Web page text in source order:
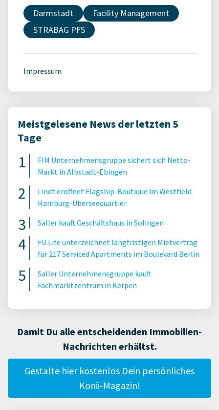
Darmstadt
Facility Management
STRABAG PFS
Impressum
Meistgelesene News der letzten 5
Tage
FIM Unternehmensgruppe sichert sich Netto-
Markt in Albstadt-Ebingen
Lindt eröffnet Flagship-Boutique im Westfield
Hamburg-Überseequartier
Saller kauft Geschäftshaus in Solingen
FU.Life unterzeichnet langfristigen Mietvertrag
für 217 Serviced Apartments im Boulevard Berlin
Saller Unternehmensgruppe kauft
Fachmarktzentrum in Kerpen
Damit Du alle entscheidenden Immobilien-
Nachrichten erhältst.
Gestalte hier kostenlos Dein persönliches
Konii-Magazin!